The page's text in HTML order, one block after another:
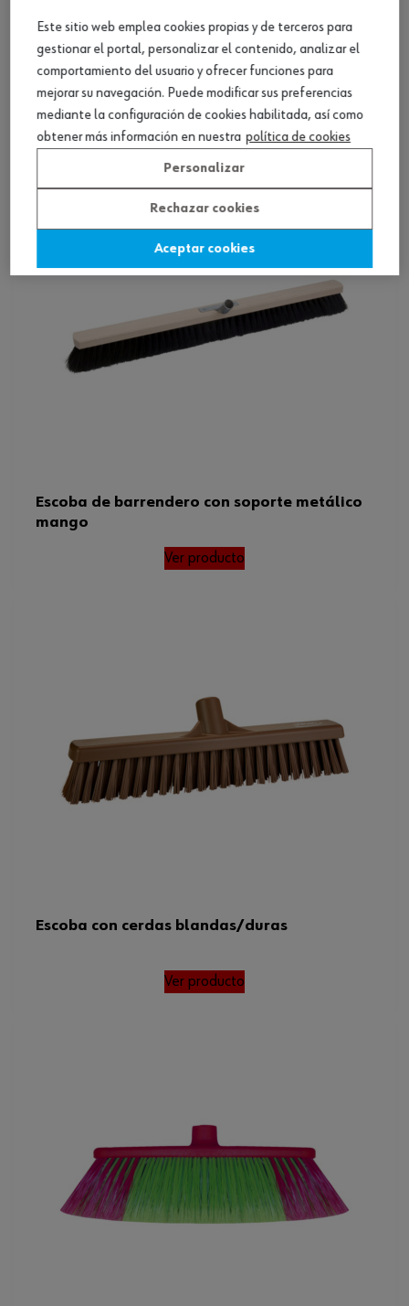
Escoba industrial de barrendero
Ver producto
Escoba de barrendero con soporte metálico
mango
Ver producto
Escoba con cerdas blandas/duras
Ver producto
Este sitio web emplea cookies propias y de terceros para
gestionar el portal, personalizar el contenido, analizar el
comportamiento del usuario y ofrecer funciones para
mejorar su navegación. Puede modificar sus preferencias
mediante la configuración de cookies habilitada, así como
obtener más información en nuestra política de cookies
Personalizar
Rechazar cookies
Aceptar cookies